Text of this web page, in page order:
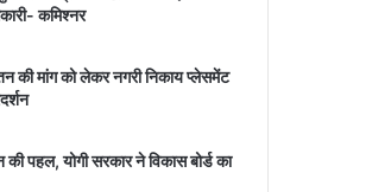
कमिश्नर
की मांग को लेकर नगरी निकाय प्लेसमेंट
पहल, योगी सरकार ने विकास बोर्ड का